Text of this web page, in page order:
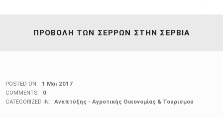
ΠΡΟΒΟΛΗ ΤΩΝ ΣΕΡΡΩΝ ΣΤΗΝ ΣΕΡΒΙΑ
POSTED ON:
1 Μάι 2017
COMMENTS:
0
CATEGORIZED IN:
Αναπτύξης - Αγροτικής Οικονομίας & Τουρισμού